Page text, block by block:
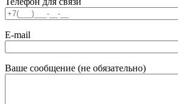
E-mail
Ваше сообщение (не обязательно)